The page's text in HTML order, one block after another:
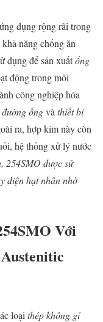
dụng rộng rãi trong
năng chống ăn
dụng để sản xuấtống
động trong môi
công nghiệp hóa
ốngvà thiết bị
ra, hợp kim này còn
hệ thống xử lý nước
254SMO được sử
điện hạt nhân nhờ
Với
loạithép không gỉ